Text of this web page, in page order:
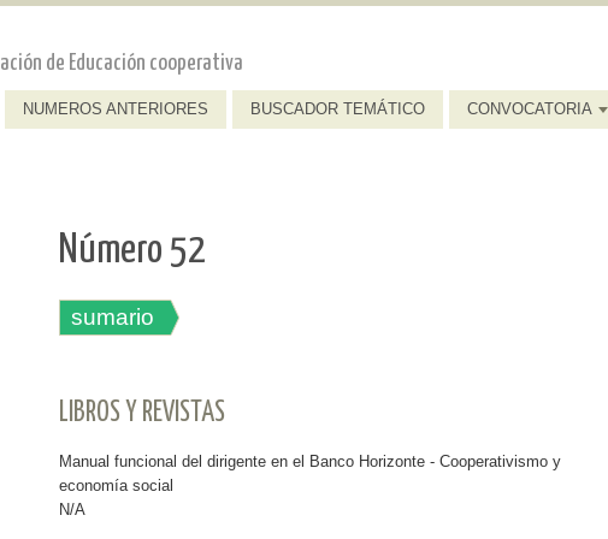
de Educación cooperativa
NUMEROS ANTERIORES BUSCADOR TEMÁTICO CONVOCATORIA
Número 52
sumario
LIBROS Y REVISTAS
Manual funcional del dirigente en el Banco Horizonte - Cooperativismo y
economía social
N/A